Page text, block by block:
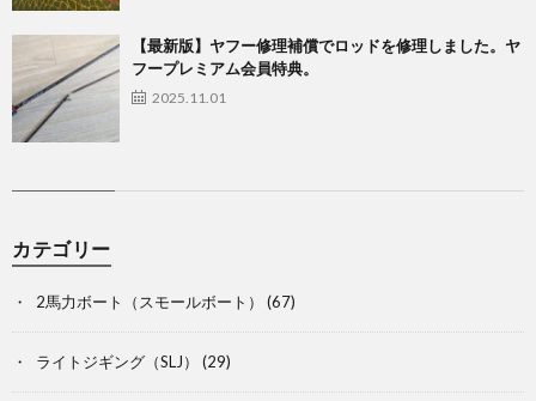
【最新版】ヤフー修理補償でロッドを修理しました。ヤ
フープレミアム会員特典。
2025.11.01
カテゴリー
2馬力ボート（スモールボート） (67)
ライトジギング（SLJ） (29)